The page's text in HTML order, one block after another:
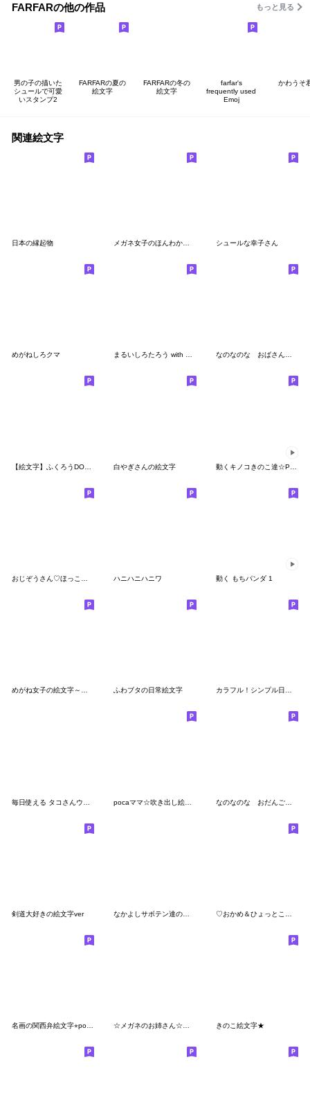
FARFARの他の作品 もっと見る
男の子の描いた
シュールで可愛
いスタンプ2
FARFARの夏の
絵文字
FARFARの冬の
絵文字
farfar's
frequently used
Emoj
かわうそ
関連絵文字
日本の縁起物 シュールな幸子さん
めがねしろクマ まるいしろたろう with 昭和 なのなのな おばさん全身絵文字
白やぎさんの絵文字 動くキノコきのこ達☆POCAママ
ハニハニハニワ 動く もちパンダ 1
めがね女子の絵文字～一つ結び ふわブタの日常絵文字 カラフル！シンプル日常★絵文字
なのなのな おだんごの絵文字
剣道大好きの絵文字ver
名画の関西弁絵文字⭐︎pocaママ ☆メガネのお姉さん☆の気持ち きのこ絵文字★